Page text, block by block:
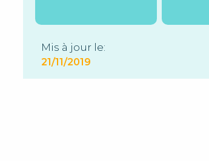
Mis à jour le:
21/11/2019